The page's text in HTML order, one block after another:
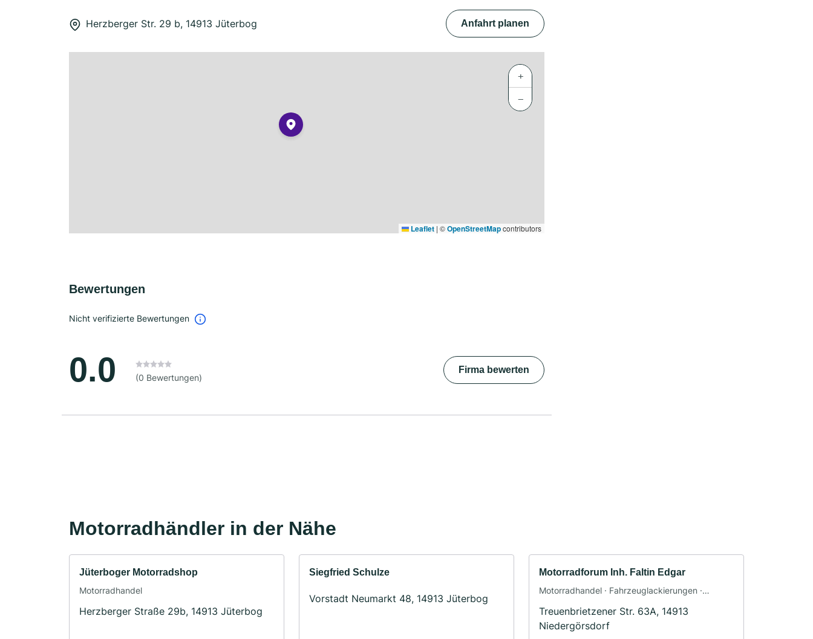
Herzberger Str. 29 b, 14913 Jüterbog Anfahrt planen
+
−
Leaflet | ©OpenStreetMapcontributors
Bewertungen
Nicht verifizierte Bewertungen
0.0 (0 Bewertungen)
Firma bewerten
Motorradhändler in der Nähe
Jüterboger Motorradshop
Motorradhandel
Herzberger Straße 29b, 14913 Jüterbog
Siegfried Schulze
Vorstadt Neumarkt 48, 14913 Jüterbog
Motorradforum Inh. Faltin Edgar
Motorradhandel · Fahrzeuglackierungen ·
Motorradzubehör · Bekleidungsgeschäft ·
Motorradservice
Treuenbrietzener Str. 63A, 14913
Niedergörsdorf